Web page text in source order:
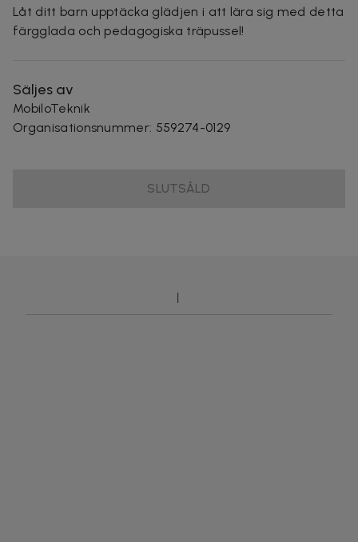
Låt ditt barn upptäcka glädjen i att lära sig med detta
färgglada och pedagogiska träpussel!
Säljes av
MobiloTeknik
Organisationsnummer: 559274-0129
SLUTSÅLD